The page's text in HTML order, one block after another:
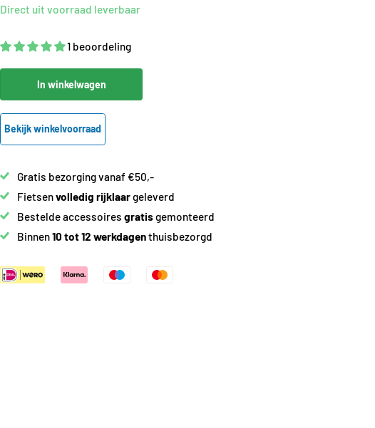
Direct uit voorraad leverbaar
1 beoordeling
In winkelwagen
Bekijk winkelvoorraad
Gratis bezorging vanaf €50,-
Fietsenvolledig rijklaargeleverd
Bestelde accessoires gratisgemonteerd
Binnen10 tot 12 werkdagenthuisbezorgd